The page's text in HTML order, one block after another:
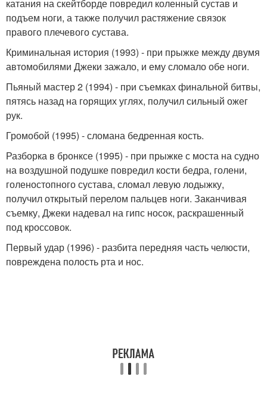
катания на скейтборде повредил коленный сустав и
подъем ноги, а также получил растяжение связок
правого плечевого сустава.
Криминальная история (1993) - при прыжке между двумя
автомобилями Джеки зажало, и ему сломало обе ноги.
Пьяный мастер 2 (1994) - при съемках финальной битвы,
пятясь назад на горящих углях, получил сильный ожег
рук.
Громобой (1995) - сломана бедренная кость.
Разборка в бронксе (1995) - при прыжке с моста на судно
на воздушной подушке повредил кости бедра, голени,
голеностопного сустава, сломал левую лодыжку,
получил открытый перелом пальцев ноги. Заканчивая
съемку, Джеки надевал на гипс носок, раскрашенный
под кроссовок.
Первый удар (1996) - разбита передняя часть челюсти,
повреждена полость рта и нос.